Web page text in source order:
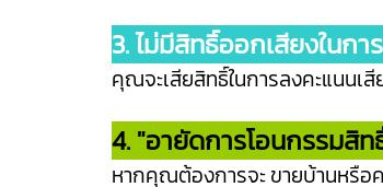
3. ไม่มีสิทธิ์ออกเสียงในกา
คุณจะเสียสิทธิ์ในการลงคะแนนเ
4. "อายัดการโอนกรรมสิ
หากคุณต้องการจะ ขายบ้านหรือ